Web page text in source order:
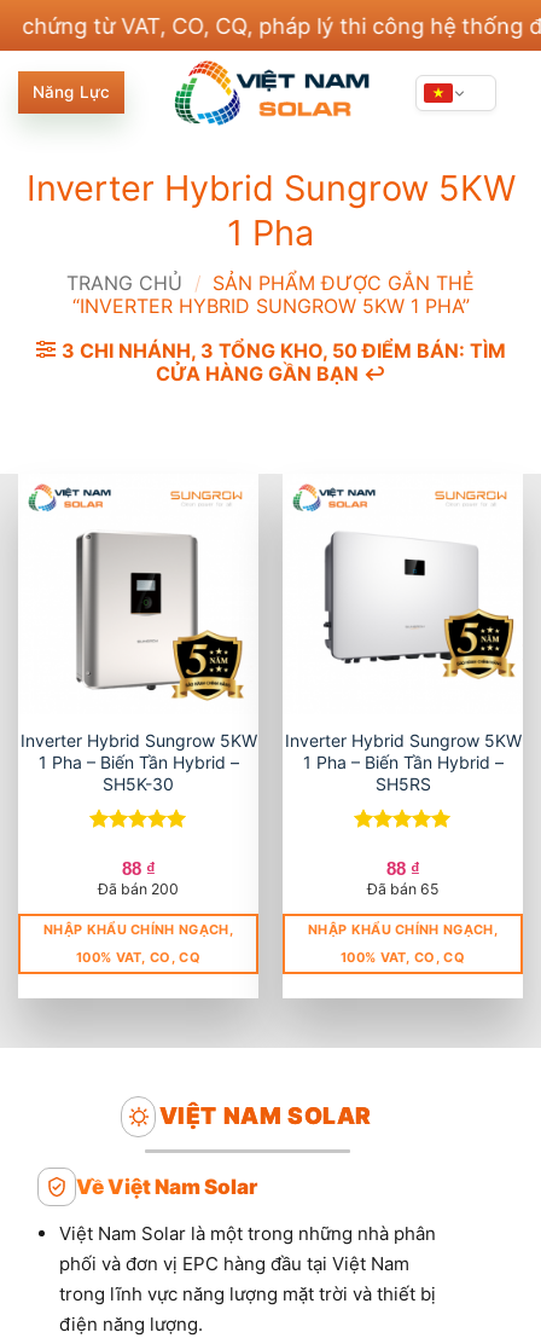
nội
dung
từ VAT, CO, CQ, pháp lý thi công hệ thống điện
Năng Lực
Inverter Hybrid Sungrow 5KW
1 Pha
TRANG CHỦ / SẢN PHẨM ĐƯỢC GẮN THẺ
“INVERTER HYBRID SUNGROW 5KW 1 PHA”
3 CHI NHÁNH, 3 TỔNG KHO, 50 ĐIỂM BÁN: TÌM
CỬA HÀNG GẦN BẠN ↩️
Inverter Hybrid Sungrow 5KW
1 Pha – Biến Tần Hybrid –
SH5K-30
hạng5 5
sao
88 ₫
Đã bán 200
NHẬP KHẨU CHÍNH NGẠCH,
100% VAT, CO, CQ
Inverter Hybrid Sungrow 5KW
1 Pha – Biến Tần Hybrid –
SH5RS
hạng5 5
sao
88 ₫
Đã bán 65
NHẬP KHẨU CHÍNH NGẠCH,
100% VAT, CO, CQ
VIỆT NAM SOLAR
Về Việt Nam Solar
Việt Nam Solar là một trong những nhà phân
phối và đơn vị EPC hàng đầu tại Việt Nam
trong lĩnh vực năng lượng mặt trời và thiết bị
điện năng lượng.